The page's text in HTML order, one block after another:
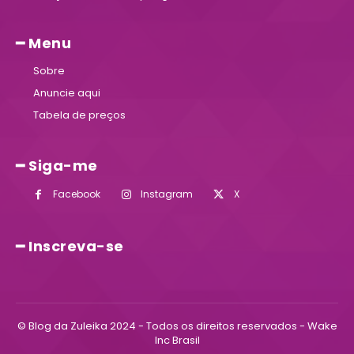
━ Menu
Sobre
Anuncie aqui
Tabela de preços
━ Siga-me
Facebook Instagram X
━ Inscreva-se
© Blog da Zuleika 2024 - Todos os direitos reservados - Wake
Inc Brasil